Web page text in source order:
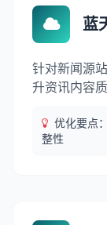
蓝
针对新闻源
升资讯内容质
优化要点
整性